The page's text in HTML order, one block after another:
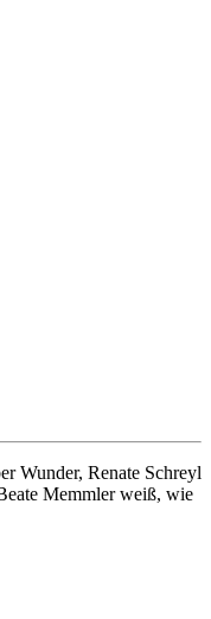
Wunder, Renate Schreyl
Memmler weiß, wie